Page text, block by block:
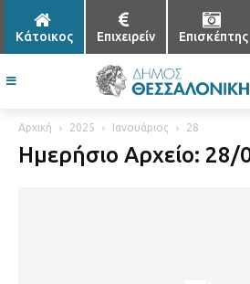
Κάτοικος Επιχειρείν Επισκέπτης
Αρχική 2025 Ιανουάριος 28
Ημερήσιο Αρχείο: